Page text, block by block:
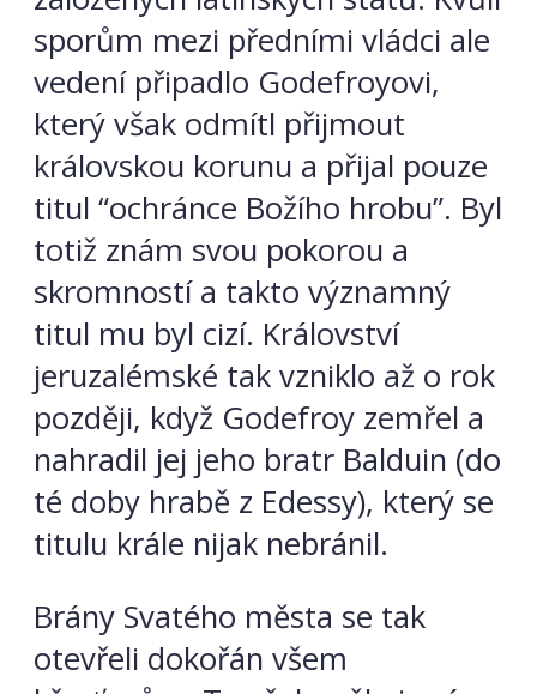
sporům mezi předními vládci ale
vedení připadlo Godefroyovi,
který však odmítl přijmout
královskou korunu a přijal pouze
titul “ochránce Božího hrobu”. Byl
totiž znám svou pokorou a
skromností a takto významný
titul mu byl cizí. Království
jeruzalémské tak vzniklo až o rok
později, když Godefroy zemřel a
nahradil jej jeho bratr Balduin (do
té doby hrabě z Edessy), který se
titulu krále nijak nebránil.
Brány Svatého města se tak
otevřeli dokořán všem